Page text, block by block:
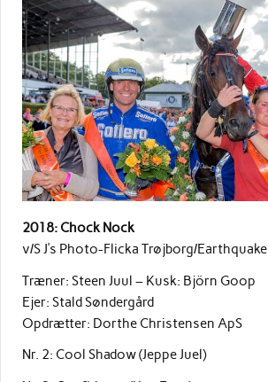
2018: Chock Nock
v/S J’s Photo-Flicka Trøjborg/Earthquake
Træner: Steen Juul – Kusk: Björn Goop
Ejer: Stald Søndergård
Opdrætter: Dorthe Christensen ApS
Nr. 2: Cool Shadow (Jeppe Juel)